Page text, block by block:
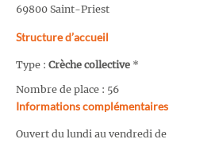
69800 Saint-Priest
Structure d’accueil
Type : Crèche collective *
Nombre de place : 56
Informations complémentaires
Ouvert du lundi au vendredi de